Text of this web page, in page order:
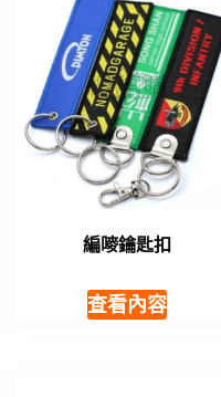
編嘜鑰匙扣
查看內容